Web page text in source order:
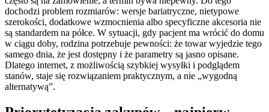
dochodzi problem rozmiarów: wersje bariatryczne, nietypowe
szerokości, dodatkowe wzmocnienia albo specyficzne akcesoria nie
są standardem na półce. W sytuacji, gdy pacjent ma wrócić do domu
w ciągu doby, rodzina potrzebuje pewności: że towar wyjedzie tego
samego dnia, że jest dostępny i że parametry są jasno opisane.
Dlatego internet, z możliwością szybkiej wysyłki i podglądem
stanów, staje się rozwiązaniem praktycznym, a nie „wygodną
alternatywą”.